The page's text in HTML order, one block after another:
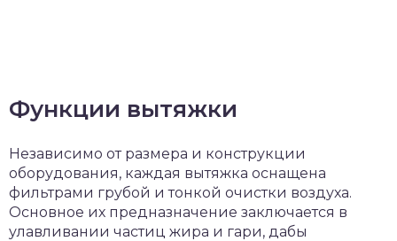
Функции вытяжки
Независимо от размера и конструкции
оборудования, каждая вытяжка оснащена
фильтрами грубой и тонкой очистки воздуха.
Основное их предназначение заключается в
улавливании частиц жира и гари, дабы